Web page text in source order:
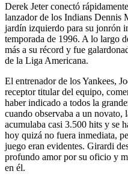
Derek Jeter conectó
lanzador de los Indians Dennis
jardín izquierdo para su jonrón
temporada de 1996. A lo largo
más a su récord y fue
de la Liga Americana.
El entrenador de los Yankees,
receptor titular del equipo,
haber indicado a todos la
cuando observaba a un novato,
acumulaba casi 3.500 hits y se
hoy quizá no fuera inmediata,
juego eran evidentes. Girardi
profundo amor por su oficio y
en él.